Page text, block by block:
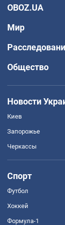
OBOZ.UA
Мир
Общество
Новости
Киев
Запорожье
Черкассы
Спорт
Футбол
Хоккей
Формула-1